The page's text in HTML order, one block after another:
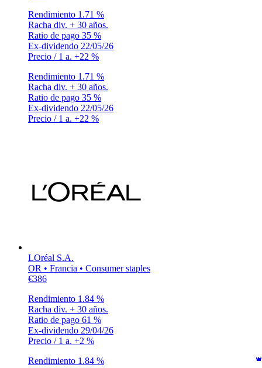
Rendimiento 1.71 %
Racha div. + 30 años.
Ratio de pago 35 %
Ex-dividendo 22/05/26
Precio / 1 a. +22 %
Rendimiento 1.71 %
Racha div. + 30 años.
Ratio de pago 35 %
Ex-dividendo 22/05/26
Precio / 1 a. +22 %
LOréal S.A.
OR • Francia • Consumer staples
€386
Rendimiento 1.84 %
Racha div. + 30 años.
Ratio de pago 61 %
Ex-dividendo 29/04/26
Precio / 1 a. +2 %
Rendimiento 1.84 %